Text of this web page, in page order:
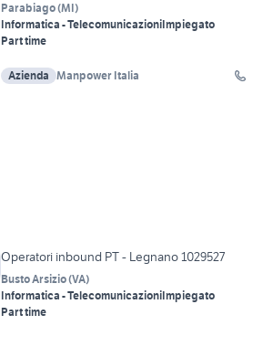
Parabiago(MI)
Informatica - TelecomunicazioniImpiegato
Part time
Azienda Manpower Italia
Operatori inbound PT - Legnano 1029527
Busto Arsizio(VA)
Informatica - TelecomunicazioniImpiegato
Part time